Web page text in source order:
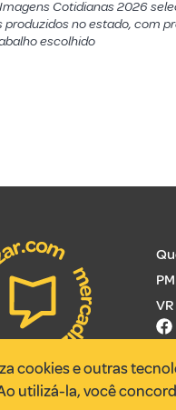
Cotidianas 2026
produzidos no estado, com
escolhido
cookies e outras
utilizá-la, você